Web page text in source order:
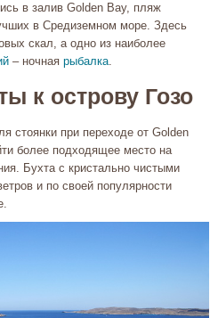
в залив Golden Bay, пляж
в Средиземном море. Здесь
скал, а одно из наиболее
– ночная рыбалка.
к острову Гозо
стоянки при переходе от Golden
более подходящее место на
Бухта с кристально чистыми
и по своей популярности